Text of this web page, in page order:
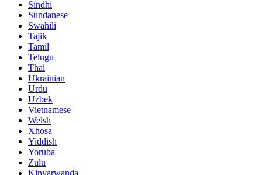
Sindhi
Sundanese
Swahili
Tajik
Tamil
Telugu
Thai
Ukrainian
Urdu
Uzbek
Vietnamese
Welsh
Xhosa
Yiddish
Yoruba
Zulu
Kinyarwanda